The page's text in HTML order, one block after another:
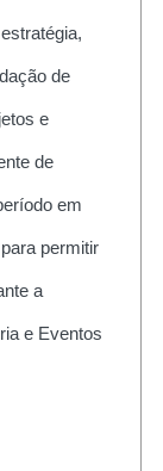
de
e
de
em
permitir
a
e Eventos